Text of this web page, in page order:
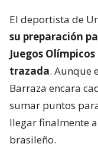
El deportista de
su preparación
Juegos
trazada. Aunque
Barraza encara
sumar puntos
llegar finalmente
brasileño.